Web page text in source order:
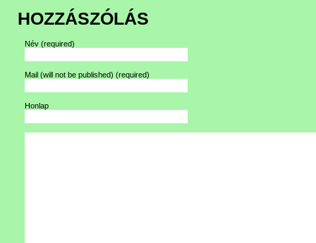
HOZZÁSZÓLÁS
Név (required)
Mail (will not be published) (required)
Honlap